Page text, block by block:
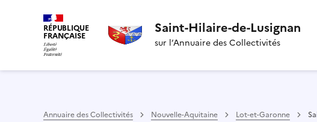
RÉPUBLIQUE
FRANÇAISE Saint-Hilaire-de-Lusignan
sur l’Annuaire des Collectivités
Annuaire des Collectivités Nouvelle-Aquitaine Lot-et-Garonne